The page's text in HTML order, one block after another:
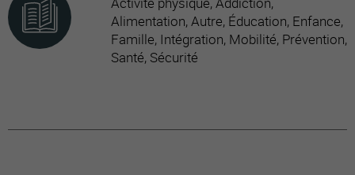
Alimentation, Autre, Éducation, Enfance,
Famille, Intégration, Mobilité, Prévention,
Santé, Sécurité